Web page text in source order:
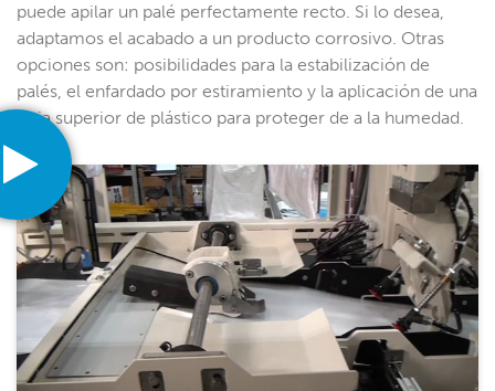
puede apilar un palé perfectamente recto. Si lo desea,
adaptamos el acabado a un producto corrosivo. Otras
opciones son: posibilidades para la estabilización de
palés, el enfardado por estiramiento y la aplicación de una
hoja superior de plástico para proteger de a la humedad.